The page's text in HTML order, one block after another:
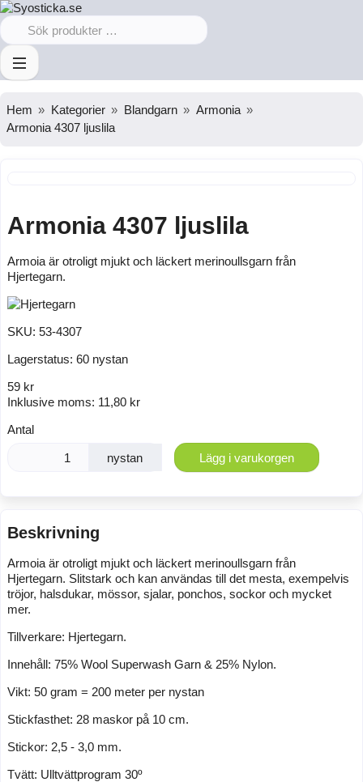
Hem Kategorier Blandgarn
Armonia
Armonia 4307 ljuslila
Armonia 4307 ljuslila
Armoia är otroligt mjukt och läckert merinoullsgarn från
Hjertegarn.
SKU: 53-4307
Lagerstatus: 60 nystan
59 kr
Inklusive moms: 11,80 kr
Antal
nystan Lägg i varukorgen
Beskrivning
Armoia är otroligt mjukt och läckert merinoullsgarn från
Hjertegarn. Slitstark och kan användas till det mesta, exempelvis
tröjor, halsdukar, mössor, sjalar, ponchos, sockor och mycket
mer.
Tillverkare: Hjertegarn.
Innehåll: 75% Wool Superwash Garn & 25% Nylon.
Vikt: 50 gram = 200 meter per nystan
Stickfasthet: 28 maskor på 10 cm.
Stickor: 2,5 - 3,0 mm.
Tvätt: Ulltvättprogram 30º